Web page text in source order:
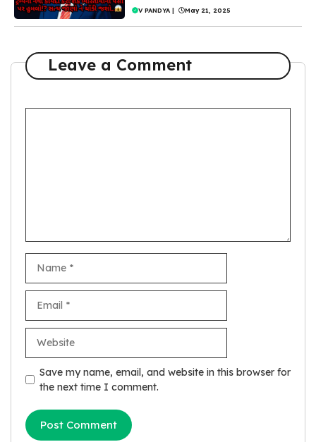
V PANDYA | May 21, 2025
Leave a Comment
Save my name, email, and website in this browser for
the next time I comment.